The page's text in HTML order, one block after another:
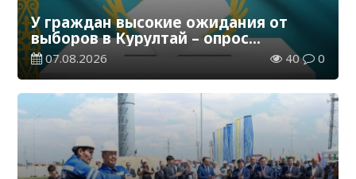
У граждан высокие ожидания от
выборов в Курултай – опрос
общественного мнения
07.08.2026 40 0